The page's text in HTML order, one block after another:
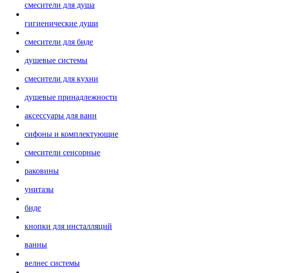
смесители для душа
гигиенические души
смесители для биде
душевые системы
смесители для кухни
душевые принадлежности
аксессуары для ванн
сифоны и комплектующие
смесители сенсорные
раковины
унитазы
биде
кнопки для инсталляций
ванны
велнес системы